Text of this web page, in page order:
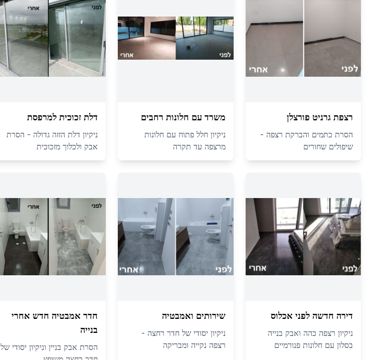
רצפת גרניט פורצלן
הסרת כתמים והברקת רצפה -
שיפולים שחורים
משרד עם חלונות רחבים
ניקיון חלל פתוח עם חלונות
מרצפה עד תקרה
דלת זכוכית למרפסת
ניקיון דלת הזזה גדולה - הסרת
אבק ולכלוך מזכוכית
דירה חדשה לפני אכלוס
ניקיון רצפה כהה ואבק בנייה
בסלון עם חלונות פנורמיים
שירותים ואמבטיה
ניקיון יסודי של חדר רחצה -
רצפה נקייה ומבריקה
חדר אמבטיה חדש אחרי
בנייה
הסרת אבק בניין וניקיון יסודי של